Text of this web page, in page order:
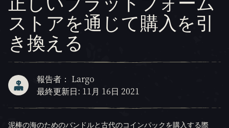
ストアを通じて購入を引
き換える
報告者： Largo
最終更新日: 11月 16日 2021
泥棒の海のためのバンドルと古代のコインパックを購入する際